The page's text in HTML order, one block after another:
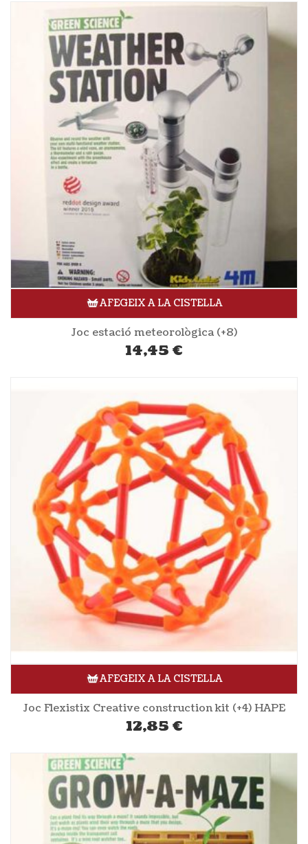
AFEGEIX A LA CISTELLA
Joc estació meteorològica (+8)
14,45 €
AFEGEIX A LA CISTELLA
Joc Flexistix Creative construction kit (+4) HAPE
12,85 €